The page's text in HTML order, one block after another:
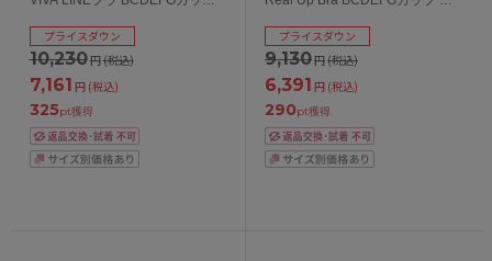
10,230円(税込)
プライスダウン
7,161 円 (税込)
325pt獲得
9,130円(税込)
プライスダウン
6,391 円 (税込)
290pt獲得